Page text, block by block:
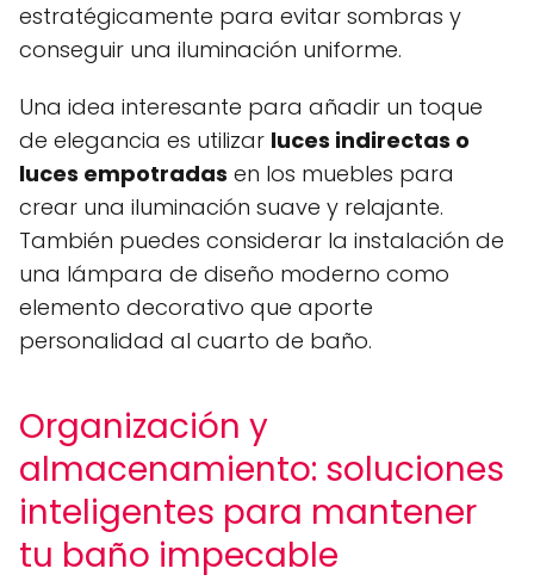
estratégicamente para evitar sombras y
conseguir una iluminación uniforme.
Una idea interesante para añadir un toque
de elegancia es utilizar luces indirectas o
luces empotradas en los muebles para
crear una iluminación suave y relajante.
También puedes considerar la instalación de
una lámpara de diseño moderno como
elemento decorativo que aporte
personalidad al cuarto de baño.
Organización y
almacenamiento: soluciones
inteligentes para mantener
tu baño impecable